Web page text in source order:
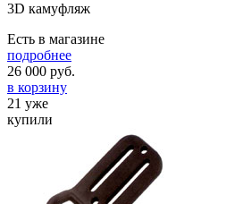
3D камуфляж
Есть в магазине
подробнее
26 000 руб.
в корзину
21 уже
купили